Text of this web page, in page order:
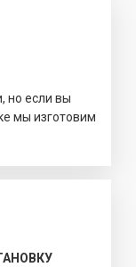
но если вы
мы изготовим